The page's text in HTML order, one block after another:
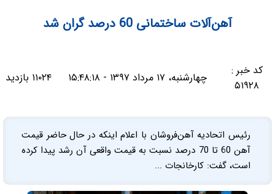
آهن‌آلات ساختمانی 60 درصد گران شد
کد خبر :
۵۱۹۲۸
چهارشنبه، ۱۷ مرداد ۱۳۹۷ - ۱۵:۴۸:۱۸ ۱۱۰۲۴ بازدید
رئیس اتحادیه آهن‌فروشان با اعلام اینکه در حال حاضر قیمت
آهن 60 تا 70 درصد نسبت به قیمت واقعی آن رشد پیدا کرده
است، گفت: کارخانجات ...